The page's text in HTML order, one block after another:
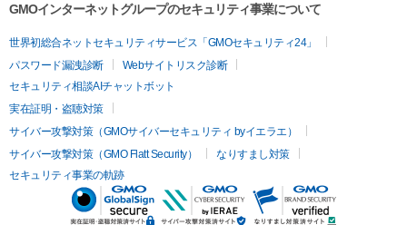
GMOインターネットグループのセキュリティ事業について
世界初総合ネットセキュリティサービス「GMOセキュリティ24」
パスワード漏洩診断
Webサイトリスク診断
セキュリティ相談AIチャットボット
実在証明・盗聴対策
サイバー攻撃対策（GMOサイバーセキュリティ byイエラエ）
サイバー攻撃対策（GMO Flatt Security）
なりすまし対策
セキュリティ事業の軌跡